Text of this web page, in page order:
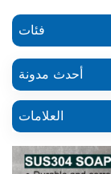
فئات
أحدث مدونة
العلامات